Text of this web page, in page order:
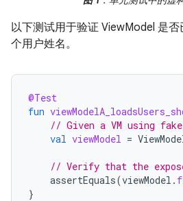
以下测试用于验证 ViewModel 是
个用户姓名。
@Test
fun
// Given a VM using
val viewModel =
// Verify that the
assertEquals(viewModel .
}